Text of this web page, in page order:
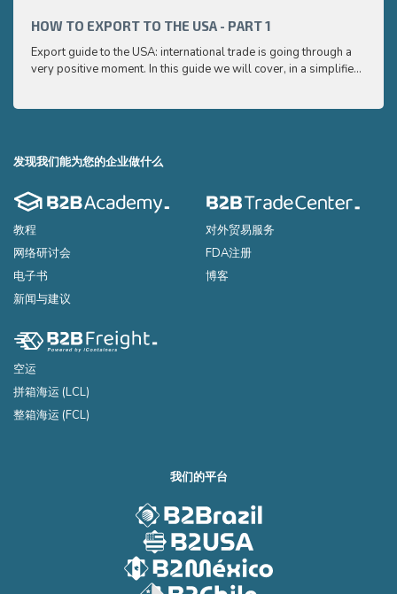
HOW TO EXPORT TO THE USA - PART 1
Export guide to the USA: international trade is going through a
very positive moment. In this guide we will cover, in a simplified
to
发现我们能为您的企业做什么
教程
网络研讨会
电子书
新闻与建议
对外贸易服务
FDA注册
博客
空运
拼箱海运 (LCL)
整箱海运 (FCL)
我们的平台